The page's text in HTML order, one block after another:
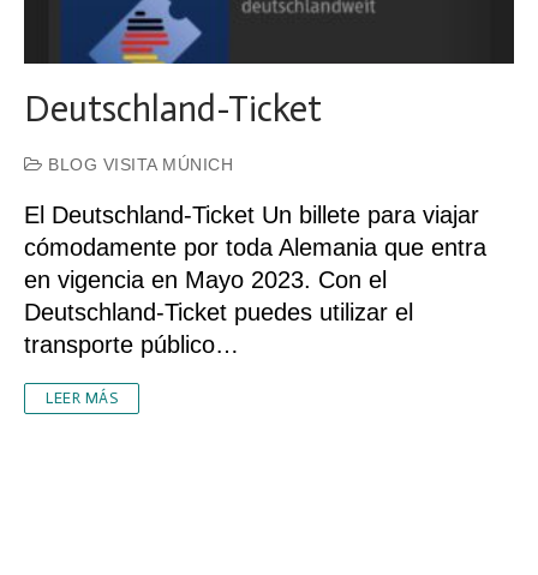
Deutschland-Ticket
BLOG VISITA MÚNICH
El Deutschland-Ticket Un billete para viajar
cómodamente por toda Alemania que entra
en vigencia en Mayo 2023. Con el
Deutschland-Ticket puedes utilizar el
transporte público…
LEER MÁS